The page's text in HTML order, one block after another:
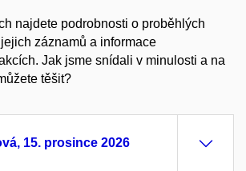
najdete podrobnosti o proběhlých
záznamů a informace
Jak jsme snídali v minulosti a na
těšit?
15. prosince 2026